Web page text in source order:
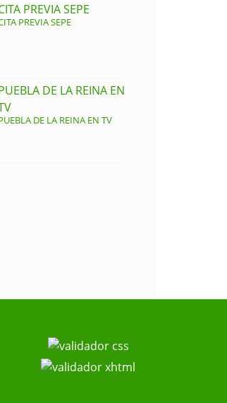
PREVIA SEPE
PREVIA SEPE
DE LA REINA EN
DE LA REINA EN TV